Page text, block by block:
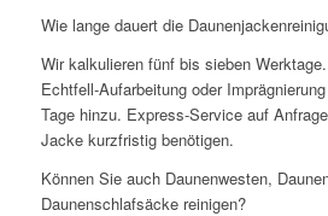
Wie lange dauert die
Wir kalkulieren fünf bis sieben
Echtfell-Aufarbeitung oder
Tage hinzu. Express-Service auf
Jacke kurzfristig benötigen.
Können Sie auch Daunenwesten,
Daunenschlafsäcke reinigen?